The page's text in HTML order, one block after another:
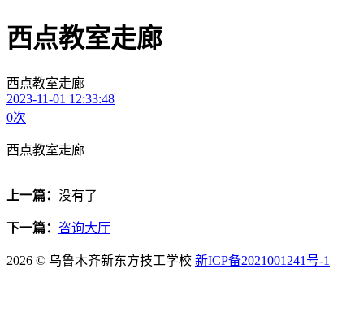
西点教室走廊
西点教室走廊
2023-11-01 12:33:48
0次
西点教室走廊
上一篇： 没有了
下一篇： 咨询大厅
2026 © 乌鲁木齐新东方技工学校 新ICP备2021001241号-1